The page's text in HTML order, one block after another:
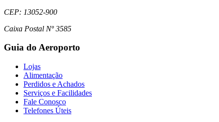
CEP: 13052-900
Caixa Postal Nº 3585
Guia do Aeroporto
Lojas
Alimentação
Perdidos e Achados
Serviços e Facilidades
Fale Conosco
Telefones Úteis